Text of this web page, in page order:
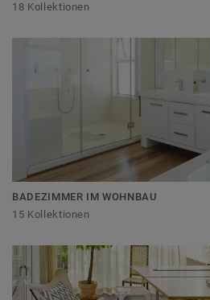
18 Kollektionen
BADEZIMMER IM WOHNBAU
15 Kollektionen